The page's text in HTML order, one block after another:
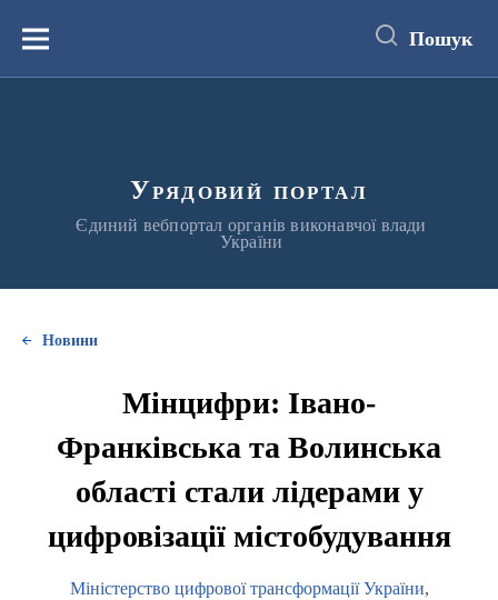
вмістуМеню Пошук
Урядовий портал
Єдиний вебпортал органів виконавчої влади
України
Новини
Мінцифри: Івано-
Франківська та Волинська
області стали лідерами у
цифровізації містобудування
Міністерство цифрової трансформації України,